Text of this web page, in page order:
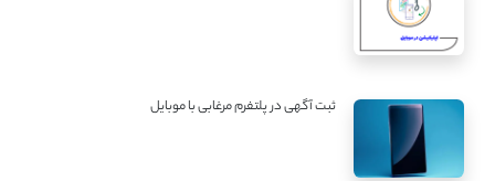
ثبت آگهی در پلتفرم مرغابی با موبایل